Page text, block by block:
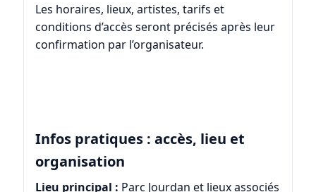
Les horaires, lieux, artistes, tarifs et
conditions d’accès seront précisés après leur
confirmation par l’organisateur.
Infos pratiques : accès, lieu et
organisation
Lieu principal : Parc Jourdan et lieux associés